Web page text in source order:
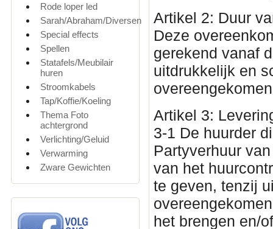
Rode loper led
Sarah/Abraham/Diversen
Special effects
Spellen
Statafels/Meubilair
huren
Stroomkabels
Tap/Koffie/Koeling
Thema Foto
achtergrond
Verlichting/Geluid
Verwarming
Zware Gewichten
Artikel 2: Duur
Deze
gerekend vanaf
uitdrukkelijk en
Artikel 3:
3-1 De huurder
Partyverhuur
van het
te geven, tenzij
het brengen en/